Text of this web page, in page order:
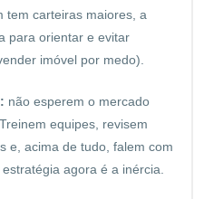
tem carteiras maiores, a
para orientar e evitar
imóvel por medo).
não esperem o mercado
equipes, revisem
e, acima de tudo, falem com
agora é a inércia.